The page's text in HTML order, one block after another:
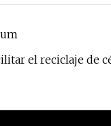
el reciclaje de